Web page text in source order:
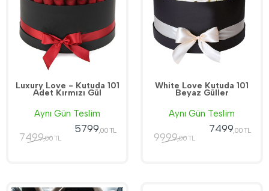
Luxury Love - Kutuda 101
Adet Kırmızı Gül
Aynı Gün Teslim
7499,00 TL
5799,00 TL
White Love Kutuda 101
Beyaz Güller
Aynı Gün Teslim
9999,00 TL
7499,00 TL